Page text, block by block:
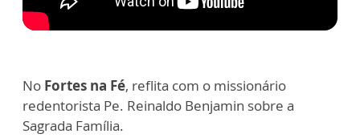
No Fortes na Fé, reflita com o missionário
redentorista Pe. Reinaldo Benjamin sobre a
Sagrada Família.